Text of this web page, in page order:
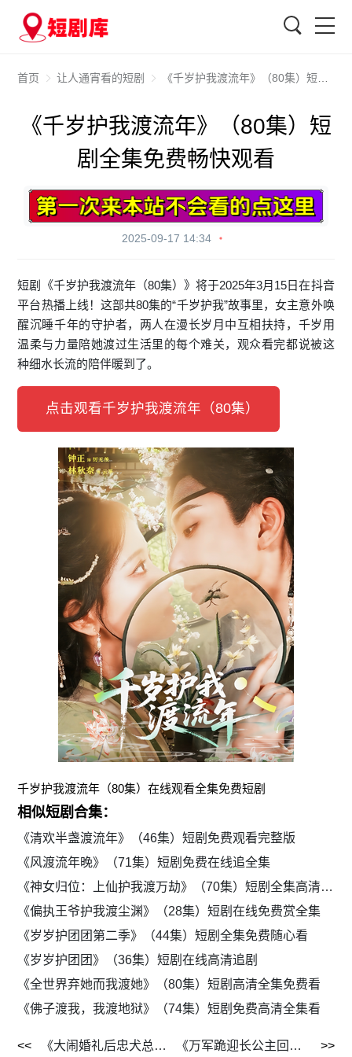
首页 让人通宵看的短剧 《千岁护我渡流年》（80集）短剧全集免费畅快观看
《千岁护我渡流年》（80集）短
剧全集免费畅快观看
2025-09-17 14:34
短剧《千岁护我渡流年（80集）》将于2025年3月15日在抖音
平台热播上线！这部共80集的“千岁护我”故事里，女主意外唤
醒沉睡千年的守护者，两人在漫长岁月中互相扶持，千岁用
温柔与力量陪她渡过生活里的每个难关，观众看完都说被这
种细水长流的陪伴暖到了。
点击观看千岁护我渡流年（80集）
千岁护我渡流年（80集）在线观看全集免费短剧
相似短剧合集：
《清欢半盏渡流年》（46集）短剧免费观看完整版
《风渡流年晚》（71集）短剧免费在线追全集
《神女归位：上仙护我渡万劫》（70集）短剧全集高清观看
《偏执王爷护我渡尘渊》（28集）短剧在线免费赏全集
《岁岁护团团第二季》（44集）短剧全集免费随心看
《岁岁护团团》（36集）短剧在线高清追剧
《全世界弃她而我渡她》（80集）短剧高清全集免费看
《佛子渡我，我渡地狱》（74集）短剧免费高清全集看
《大闹婚礼后忠犬总裁非我不娶》（80集）短剧免费在线全集畅看 《万军跪迎长公主回朝登基》（80集）短剧全集免费在线追